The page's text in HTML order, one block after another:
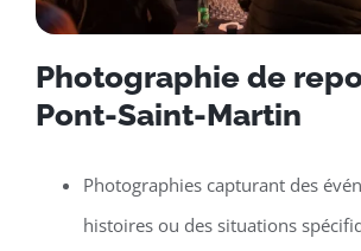
Photographie de
Pont-Saint-Martin
Photographies capturant des
histoires ou des situations